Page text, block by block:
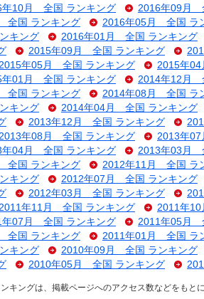
年10月 全国 ランキング
2016年09月
全国 ランキング
2016年05月 全国 ラ
キング
2016年01月 全国 ランキング
2015年09月 全国 ランキング
年05月 全国 ランキング 2015年
年01月 全国 ランキング
2014年12月
全国 ランキング
2014年08月 全国 ラ
キング
2014年04月 全国 ランキング
2013年12月 全国 ランキング
年08月 全国 ランキング 2013年
年04月 全国 ランキング
2013年03月
全国 ランキング
2012年11月 全国 ラ
キング
2012年07月 全国 ランキング
2012年03月 全国 ランキング
年11月 全国 ランキング 2011年
年07月 全国 ランキング
2011年05月
全国 ランキング
2011年01月 全国 ラ
キング
2010年09月 全国 ランキング
2010年05月 全国 ランキング
キングは、掲載ページへのアクセス数などをもと